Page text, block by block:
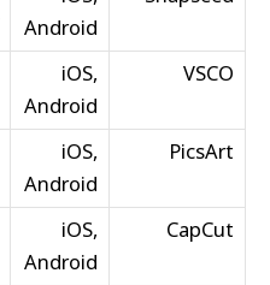
Android
VSCO
iOS,
Android
PicsArt
iOS,
Android
CapCut
iOS,
Android